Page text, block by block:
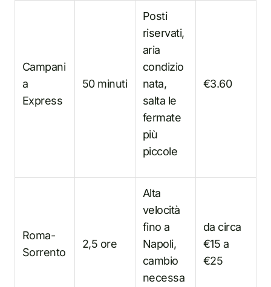
Campani
a
Express
50 minuti
Posti
riservati,
aria
condizio
nata,
salta le
fermate
più
piccole
€3.60
Roma-
Sorrento
2,5 ore
Alta
velocità
fino a
Napoli,
cambio
necessa
da circa
€15 a
€25